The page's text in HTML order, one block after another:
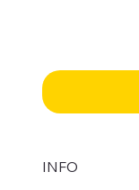
INFO